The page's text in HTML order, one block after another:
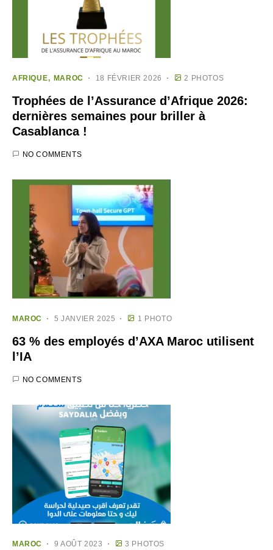
AFRIQUE MAROC 18 FÉVRIER 2026 2 PHOTOS
Trophées de l’Assurance d’Afrique 2026:
dernières semaines pour briller à
Casablanca !
NO COMMENTS
MAROC 5 JANVIER 2025 1 PHOTO
63 % des employés d’AXA Maroc utilisent
l’IA
NO COMMENTS
MAROC 9 AOÛT 2023 3 PHOTOS